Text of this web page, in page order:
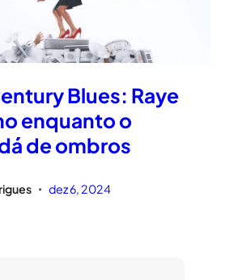
Blues: Raye
enquanto o
de ombros
• dez 6, 2024